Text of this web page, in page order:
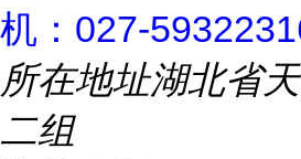
机：027-
所在地址湖北省
二组